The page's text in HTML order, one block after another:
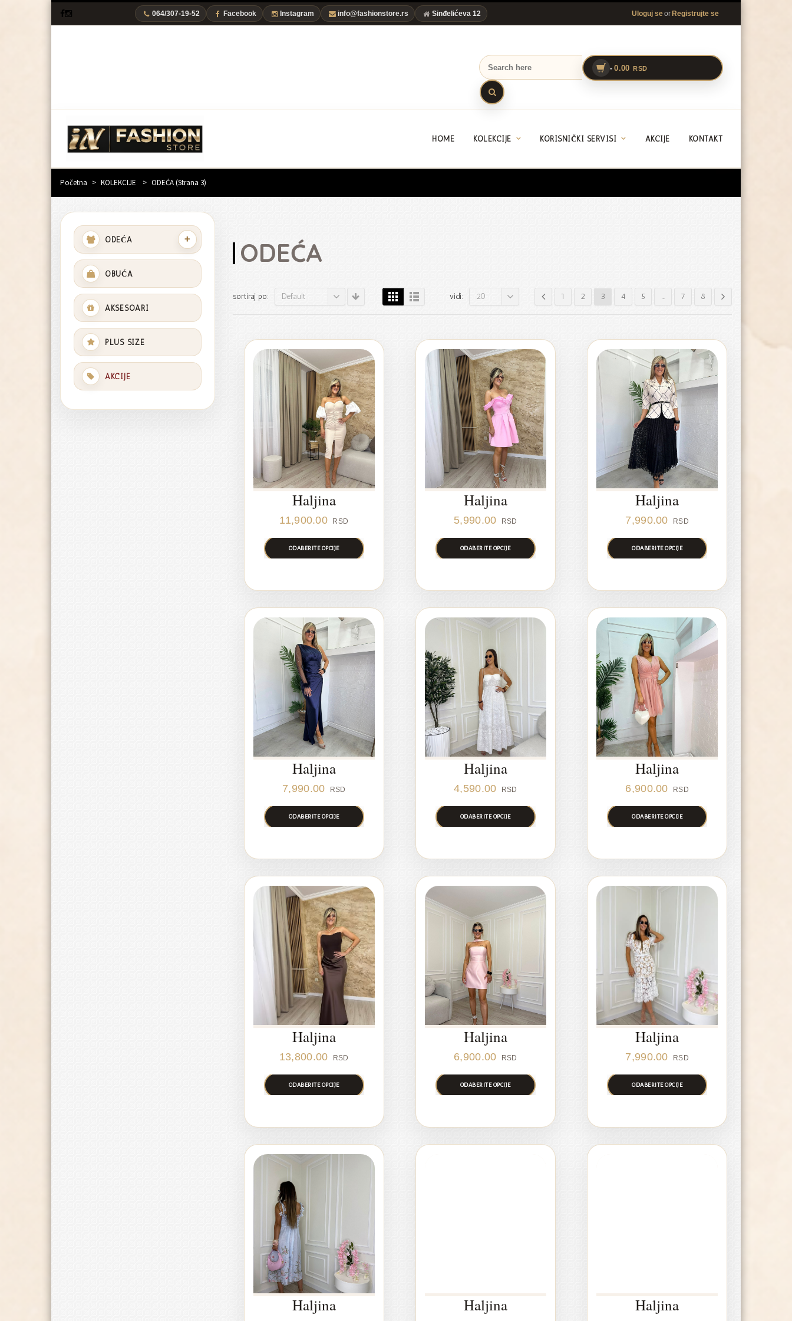
064/307-19-52 Facebook Instagram info@fashionstore.rs Sinđelićeva 12 Uloguj seor Registrujte se
-0.00 RSD
HOME KOLEKCIJE KORISNIČKI SERVISI AKCIJE KONTAKT
Početna > KOLEKCIJE > ODEĆA(Strana 3)
ODEĆA
sortiraj po: Default 1 2 3 4 5 … 7 8
vidi: 20
Haljina
11,900.00 RSD
ODABERITE OPCIJE
Haljina
5,990.00 RSD
ODABERITE OPCIJE
Haljina
7,990.00 RSD
ODABERITE OPCIJE
Haljina
7,990.00 RSD
ODABERITE OPCIJE
Haljina
4,590.00 RSD
ODABERITE OPCIJE
Haljina
6,900.00 RSD
ODABERITE OPCIJE
Haljina
13,800.00 RSD
ODABERITE OPCIJE
Haljina
6,900.00 RSD
ODABERITE OPCIJE
Haljina
7,990.00 RSD
ODABERITE OPCIJE
Haljina Haljina Haljina
ODEĆA +
OBUĆA
AKSESOARI
PLUS SIZE
AKCIJE